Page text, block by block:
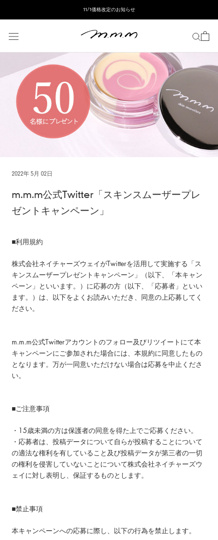
し
11/1価格改定のお知らせ
2022年 5月 02日
m.m.m公式Twitter「スキンスムーザープレ
ゼントキャンペーン」
■利用規約
株式会社ネイチャーズウェイがTwitterを活用して実施する「ス
キンスムーザープレゼントキャンペーン」（以下、「本キャン
ペーン」といいます。）に応募の方（以下、「応募者」といい
ます。）は、以下をよくお読みいただき、同意の上応募してく
ださい。
m.m.m公式Twitterアカウントのフォロー及びリツイートにて本
キャンペーンにご参加された場合には、本規約に同意したもの
となります。万が一同意いただけない場合は応募を中止くださ
い。
■ご注意事項
・15歳未満の方は保護者の同意を得た上でご応募ください。
・応募者は、投稿データについて自らが投稿することについて
の適法な権利を有していること及び投稿データが第三者の一切
の権利を侵害していないことについて株式会社ネイチャーズウ
ェイに対し表明し、保証するものとします。
■禁止事項
本キャンペーンへの応募に際し、以下の行為を禁止します。